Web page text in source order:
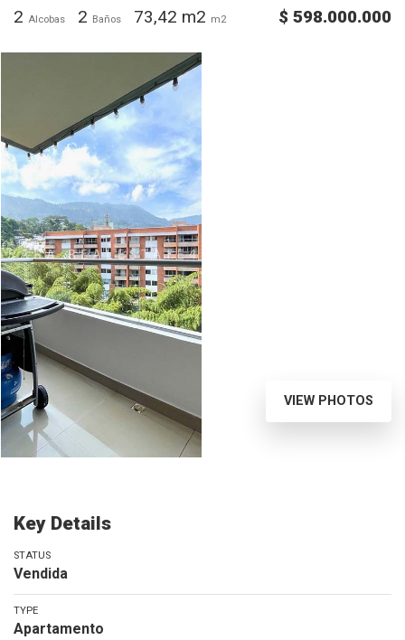
2 Alcobas 2 Baños 73,42 m2 m2 $ 598.000.000
VIEW PHOTOS
Key Details
STATUS
Vendida
TYPE
Apartamento